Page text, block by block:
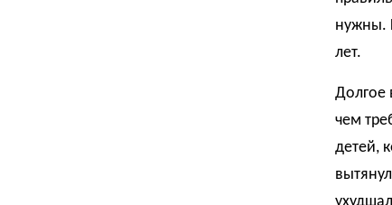
нужны.
лет.
Долгое
чем
детей,